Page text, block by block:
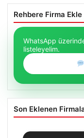
Rehbere Firma Ekle
WhatsApp
listeleyelim.
Son Eklenen